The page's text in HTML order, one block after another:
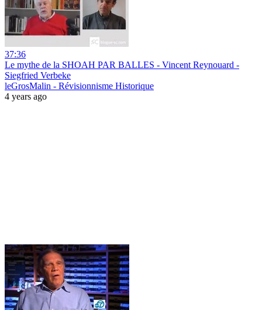
37:36
Le mythe de la SHOAH PAR BALLES - Vincent Reynouard -
Siegfried Verbeke
leGrosMalin - Révisionnisme Historique
4 years ago